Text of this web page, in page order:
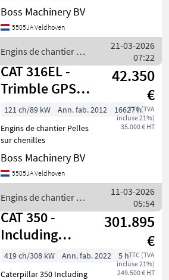
Undercarriage Year: 2008
Reference number:
BM007421 Hours: 16.045
Veldhoven, Netherlands
Cert
Boss Machinery BV
5505JA Veldhoven
Engins de chantier /
CAT
21-03-2026
07:22
CAT 316EL -
Trimble GPS
Prepaired / Auto
Greasing
42.350
€
TTC (TVA
incluse 21%)
35.000 € HT
121 ch/89 kW Ann. fab. 2012
16627 h
Engins de chantier Pelles
sur chenilles
Boss Machinery BV
5505JA Veldhoven
Engins de chantier /
CAT
11-03-2026
05:54
CAT 350 -
Including
Hammer Lines
Installation
301.895
€
TTC (TVA
incluse 21%)
249.500 € HT
419 ch/308 kW Ann. fab. 2022
5 h
Caterpillar 350 Including